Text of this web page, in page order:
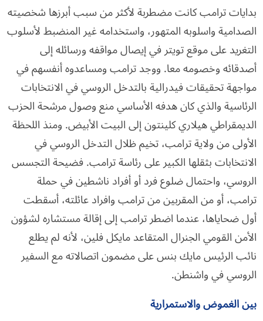
بدايات ترامب كانت مضطربة لأكثر من سبب أبرزها شخصيته
الصدامية واسلوبه المتهور، واستخدامه غير المنضبط لأسلوب
التغريد على موقع تويتر في إيصال مواقفه ورسائله إلى
أصدقائه وخصومه معا. ووجد ترامب ومساعدوه أنفسهم في
مواجهة تحقيقات فيدرالية بالتدخل الروسي في الانتخابات
الرئاسية والذي كان هدفه الأساسي منع وصول مرشحة الحزب
الديمقراطي هيلاري كلينتون إلى البيت الأبيض. ومنذ اللحظة
الأولى من ولاية ترامب، تخيم ظلال التدخل الروسي في
الانتخابات بثقلها الكبير على رئاسة ترامب. فضيحة التجسس
الروسي، واحتمال ضلوع فرد أو أفراد ناشطين في حملة
ترامب، أو من المقربين من ترامب وافراد عائلته، أسقطت
أول ضحاياها، عندما اضطر ترامب إلى إقالة مستشاره لشؤون
الأمن القومي الجنرال المتقاعد مايكل فلين، لأنه لم يطلع
نائب الرئيس مايك بنس على مضمون اتصالاته مع السفير
الروسي في واشنطن.
بين الغموض والاستمرارية